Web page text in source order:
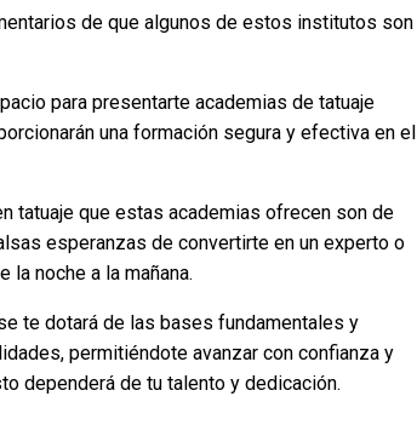
de que algunos de estos institutos son
para presentarte academias de tatuaje
una formación segura y efectiva en el
tatuaje que estas academias ofrecen son de
esperanzas de convertirte en un experto o
la noche a la mañana.
te dotará de las bases fundamentales y
permitiéndote avanzar con confianza y
dependerá de tu talento y dedicación.